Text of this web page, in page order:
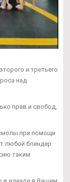
и третьего
над
прав и свобод,
при помощи
любой блендер
таким